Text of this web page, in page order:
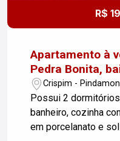
R$
Apartamento à
Pedra Bonita,
Crispim -
Possui 2
banheiro, cozinha
em porcelanato e